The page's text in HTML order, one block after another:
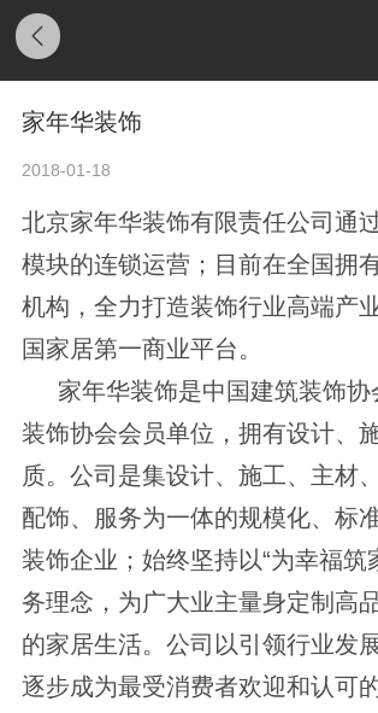
家年华装饰
2018-01-18
北京家年华装饰有限责任公司通
模块的连锁运营；目前在全国拥
机构，全力打造装饰行业高端产
国家居第一商业平台。
家年华装饰是中国建筑装饰协
装饰协会会员单位，拥有设计、
质。公司是集设计、施工、主材
配饰、服务为一体的规模化、标
装饰企业；始终坚持以“为幸福筑
务理念，为广大业主量身定制高
的家居生活。公司以引领行业发
逐步成为最受消费者欢迎和认可